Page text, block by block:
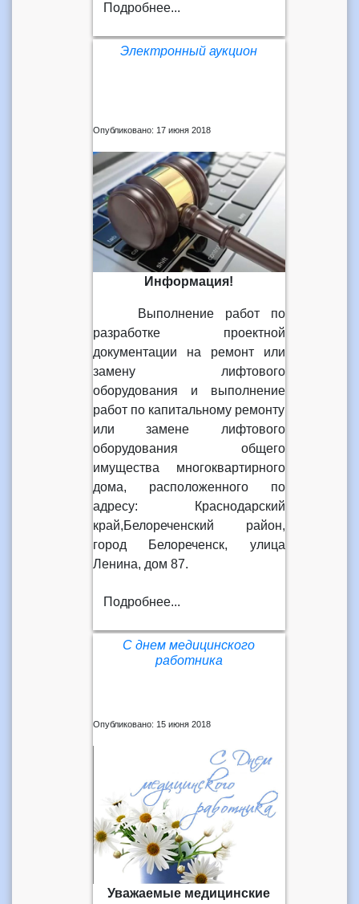
Подробнее...
Электронный аукцион
Опубликовано: 17 июня 2018
Информация!
Выполнение работ по
разработке проектной
документации на ремонт или
замену лифтового
оборудования и выполнение
работ по капитальному ремонту
или замене лифтового
оборудования общего
имущества многоквартирного
дома, расположенного по
адресу: Краснодарский
край,Белореченский район,
город Белореченск, улица
Ленина, дом 87.
Подробнее...
С днем медицинского
работника
Опубликовано: 15 июня 2018
Уважаемые медицинские